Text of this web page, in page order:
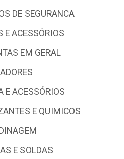
DE SEGURANCA
E ACESSÓRIOS
EM GERAL
E ACESSÓRIOS
E QUIMICOS
E SOLDAS